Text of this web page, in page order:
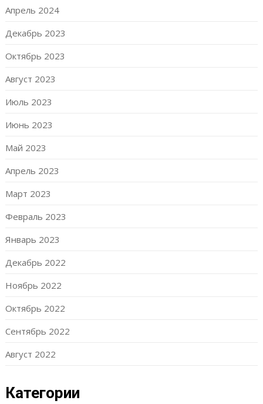
Апрель 2024
Декабрь 2023
Октябрь 2023
Август 2023
Июль 2023
Июнь 2023
Май 2023
Апрель 2023
Март 2023
Февраль 2023
Январь 2023
Декабрь 2022
Ноябрь 2022
Октябрь 2022
Сентябрь 2022
Август 2022
Категории